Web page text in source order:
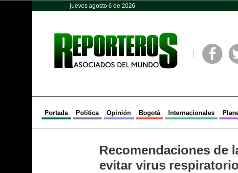
jueves agosto 6 de 2026
Portada Política Opinión Bogotá Internacionales
Recomendaciones de
evitar virus
Opinión Política